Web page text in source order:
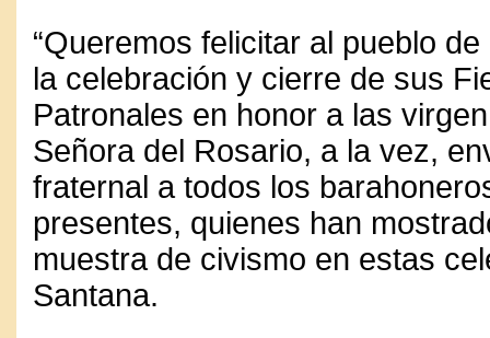
“Queremos felicitar al pueblo
la celebración y cierre de sus
Patronales en honor a las
Señora del Rosario, a la vez,
fraternal a todos los
presentes, quienes han
muestra de civismo en estas
Santana.